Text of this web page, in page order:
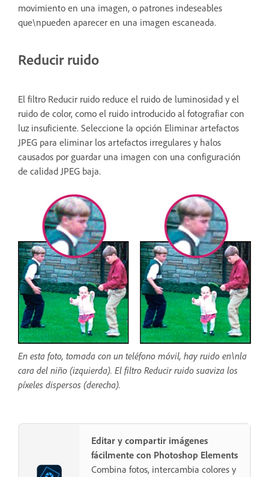
movimiento en una imagen, o patrones indeseables
que\npueden aparecer en una imagen escaneada.
Reducir ruido
El filtro Reducir ruido reduce el ruido de luminosidad y el
ruido de color, como el ruido introducido al fotografiar con
luz insuficiente. Seleccione la opción Eliminar artefactos
JPEG para eliminar los artefactos irregulares y halos
causados por guardar una imagen con una configuración
de calidad JPEG baja.
En esta foto, tomada con un teléfono móvil, hay ruido en\nla
cara del niño (izquierda). El filtro Reducir ruido suaviza los
píxeles dispersos (derecha).
Editar y compartir imágenes
fácilmente con Photoshop Elements
Combina fotos, intercambia colores y